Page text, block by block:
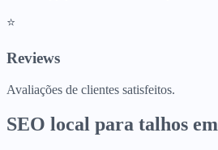
⭐
Reviews
Avaliações de clientes satisfeitos.
SEO local para talhos em